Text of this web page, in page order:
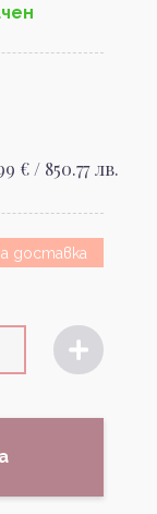
€ / 850.77 лв.
доставка